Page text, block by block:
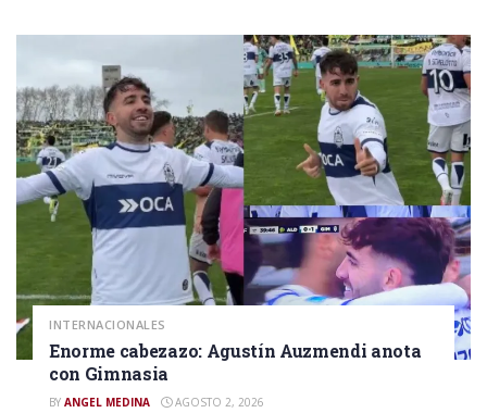
INTERNACIONALES
Enorme cabezazo: Agustín Auzmendi anota
con Gimnasia
BY ANGEL MEDINA AGOSTO 2, 2026